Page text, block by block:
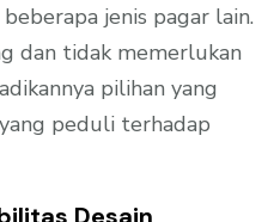
jenis pagar lain.
dan tidak memerlukan
pilihan yang
peduli terhadap
Desain